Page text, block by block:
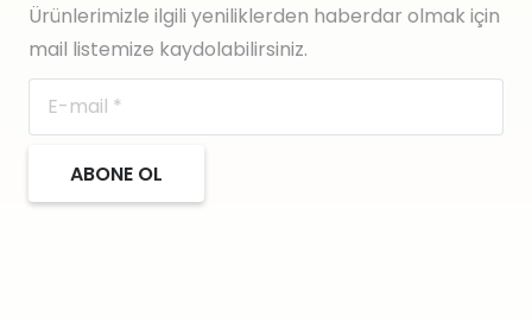
Ürünlerimizle ilgili yeniliklerden haberdar olmak için
mail listemize kaydolabilirsiniz.
ABONE OL